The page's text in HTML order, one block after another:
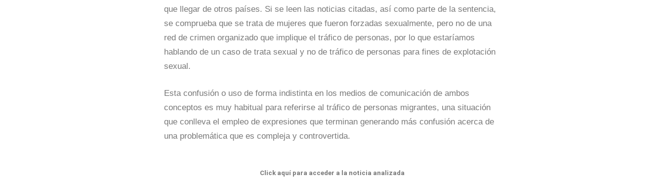
que llegar de otros países. Si se leen las noticias citadas, así como parte de la sentencia,
se comprueba que se trata de mujeres que fueron forzadas sexualmente, pero no de una
red de crimen organizado que implique el tráfico de personas, por lo que estaríamos
hablando de un caso de trata sexual y no de tráfico de personas para fines de explotación
sexual.
Esta confusión o uso de forma indistinta en los medios de comunicación de ambos
conceptos es muy habitual para referirse al tráfico de personas migrantes, una situación
que conlleva el empleo de expresiones que terminan generando más confusión acerca de
una problemática que es compleja y controvertida.
Click aquí para acceder a la noticia analizada